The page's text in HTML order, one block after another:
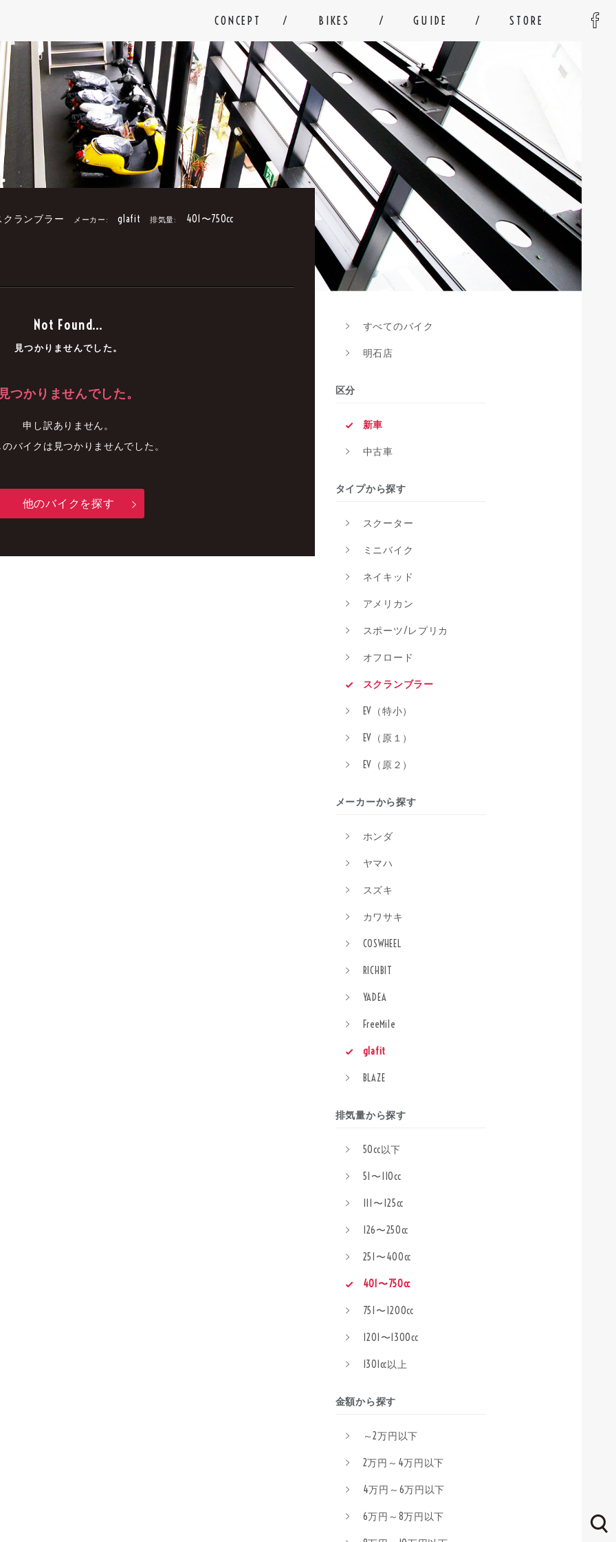
CONCEPT BIKES GUIDE STORE
クランブラー メーカー: glafit 排気量: 401〜750cc
Not Found...
見つかりませんでした。
見つかりませんでした。
申し訳ありません。
バイクは見つかりませんでした。
他のバイクを探す
すべてのバイク
明石店
区分
新車
中古車
タイプから探す
スクーター
ミニバイク
ネイキッド
アメリカン
スポーツ/レプリカ
オフロード
スクランブラー
EV（特小）
EV（原１）
EV（原２）
メーカーから探す
ホンダ
ヤマハ
スズキ
カワサキ
COSWHEEL
RICHBIT
YADEA
FreeMile
glafit
BLAZE
排気量から探す
50cc以下
51〜110cc
111〜125cc
126〜250cc
251〜400cc
401〜750cc
751〜1200cc
1201〜1300cc
1301cc以上
金額から探す
～2万円以下
2万円～4万円以下
4万円～6万円以下
6万円～8万円以下
中古車